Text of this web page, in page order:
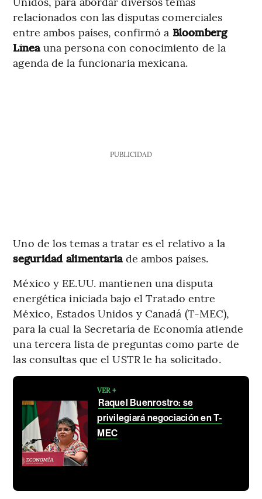
relacionados con las disputas comerciales
entre ambos países, confirmó a Bloomberg
Líneauna persona con conocimiento de la
agenda de la funcionaria mexicana.
PUBLICIDAD
Uno de los temas a tratar es el relativo a la
seguridad alimentaria de ambos países.
México y EE.UU. mantienen una disputa
energética iniciada bajo el Tratado entre
México, Estados Unidos y Canadá (T-MEC),
para la cual la Secretaría de Economía atiende
una tercera lista de preguntas como parte de
las consultas que el USTR le ha solicitado.
VER +
Raquel Buenrostro: se
privilegiará negociación en T-
MEC